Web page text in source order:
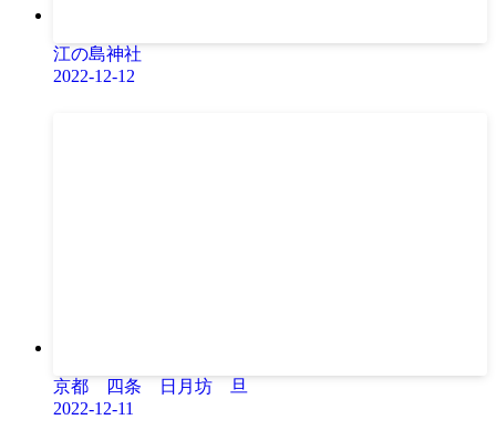
江の島神社
2022-12-12
京都 四条 日月坊 旦
2022-12-11